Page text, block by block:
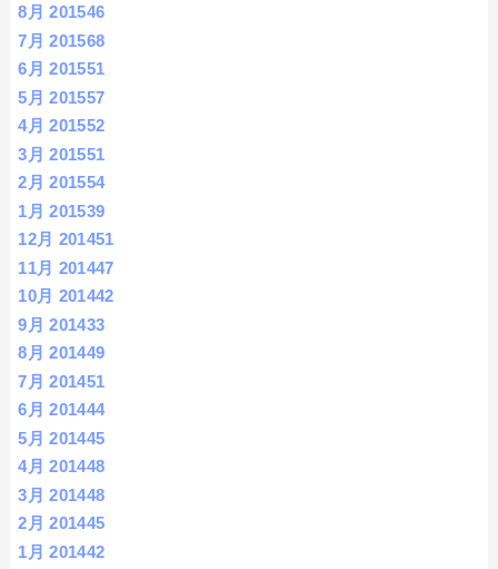
8月 201546
7月 201568
6月 201551
5月 201557
4月 201552
3月 201551
2月 201554
1月 201539
12月 201451
11月 201447
10月 201442
9月 201433
8月 201449
7月 201451
6月 201444
5月 201445
4月 201448
3月 201448
2月 201445
1月 201442